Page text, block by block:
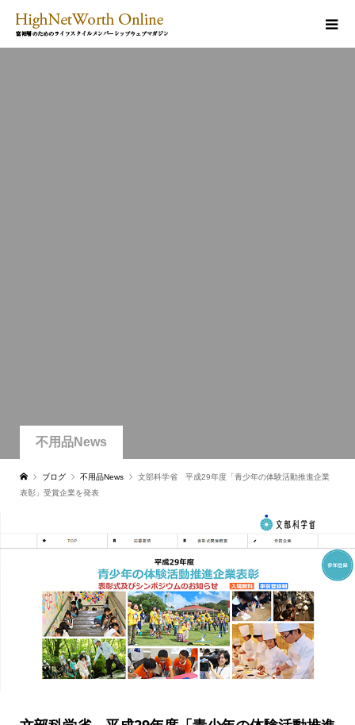
不用品News
ブログ 不用品News
文部科学省 平成29年度「青少年の体験活動推進企業
表彰」受賞企業を発表